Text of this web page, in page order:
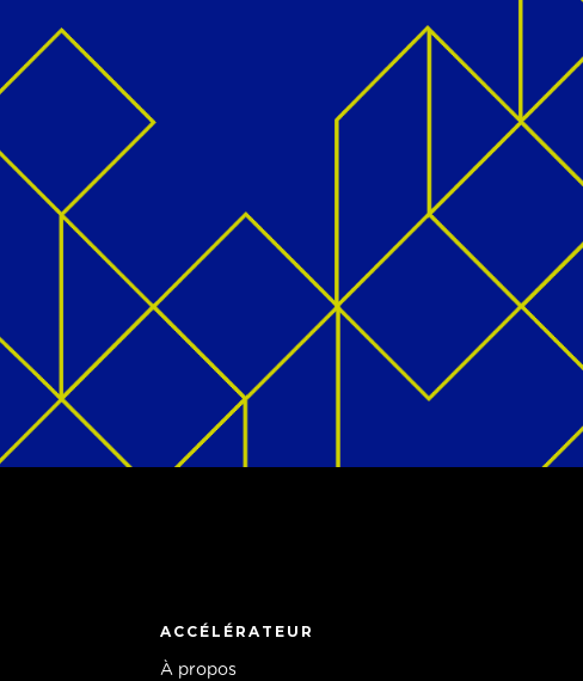
ACCÉLÉRATEUR
À propos